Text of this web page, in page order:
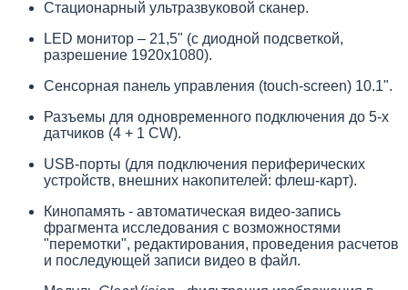
Стационарный ультразвуковой сканер.
LED монитор – 21,5" (с диодной подсветкой,
разрешение 1920x1080).
Сенсорная панель управления (touch-screen) 10.1".
Разъемы для одновременного подключения до 5-х
датчиков (4 + 1 CW).
USB-порты (для подключения периферических
устройств, внешних накопителей: флеш-карт).
Кинопамять - автоматическая видео-запись
фрагмента исследования с возможностями
"перемотки", редактирования, проведения расчетов
и последующей записи видео в файл.